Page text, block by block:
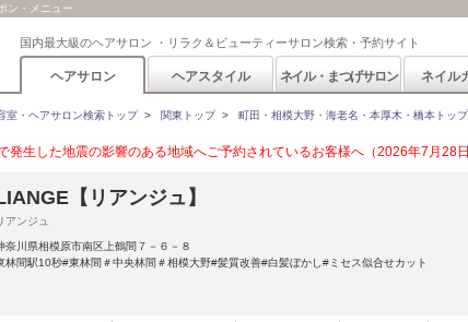
ン・メニュー
国内最大級のヘアサロン ・リラク＆ビューティーサロン検索・予約サイト
ヘアサロン ヘアスタイル ネイル・まつげサロン ネイル
室・ヘアサロン検索トップ> 関東トップ> 町田・相模大野・海老名・本厚木・橋本トップ
発生した地震の影響のある地域へご予約されているお客様へ（2026年7月28日
【リアンジュ】
アンジュ
奈川県相模原市南区上鶴間７－６－８
林間駅10秒#東林間＃中央林間＃相模大野#髪質改善#白髪ぼかし#ミセス似合せカット